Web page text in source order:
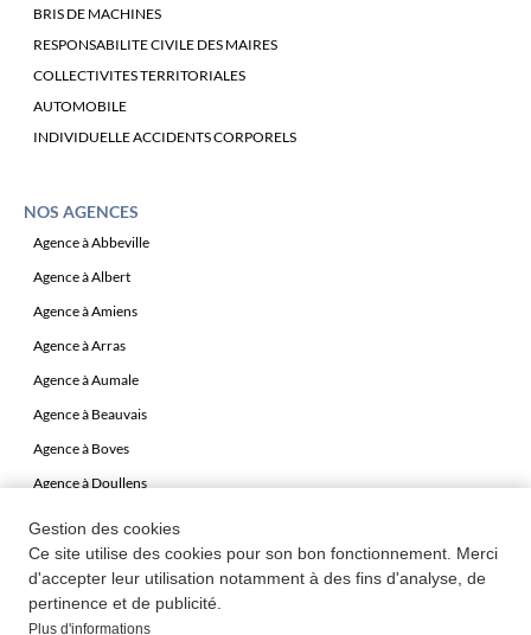
Gestion des cookies
Ce site utilise des cookies pour son bon fonctionnement. Merci
d'accepter leur utilisation notamment à des fins d'analyse, de
pertinence et de publicité.
Plus d'informations
BRIS DE MACHINES
RESPONSABILITE CIVILE DES MAIRES
COLLECTIVITES TERRITORIALES
AUTOMOBILE
INDIVIDUELLE ACCIDENTS CORPORELS
NOS AGENCES
Agence à Abbeville
Agence à Albert
Agence à Amiens
Agence à Arras
Agence à Aumale
Agence à Beauvais
Agence à Boves
Agence à Doullens
Agence à Roye